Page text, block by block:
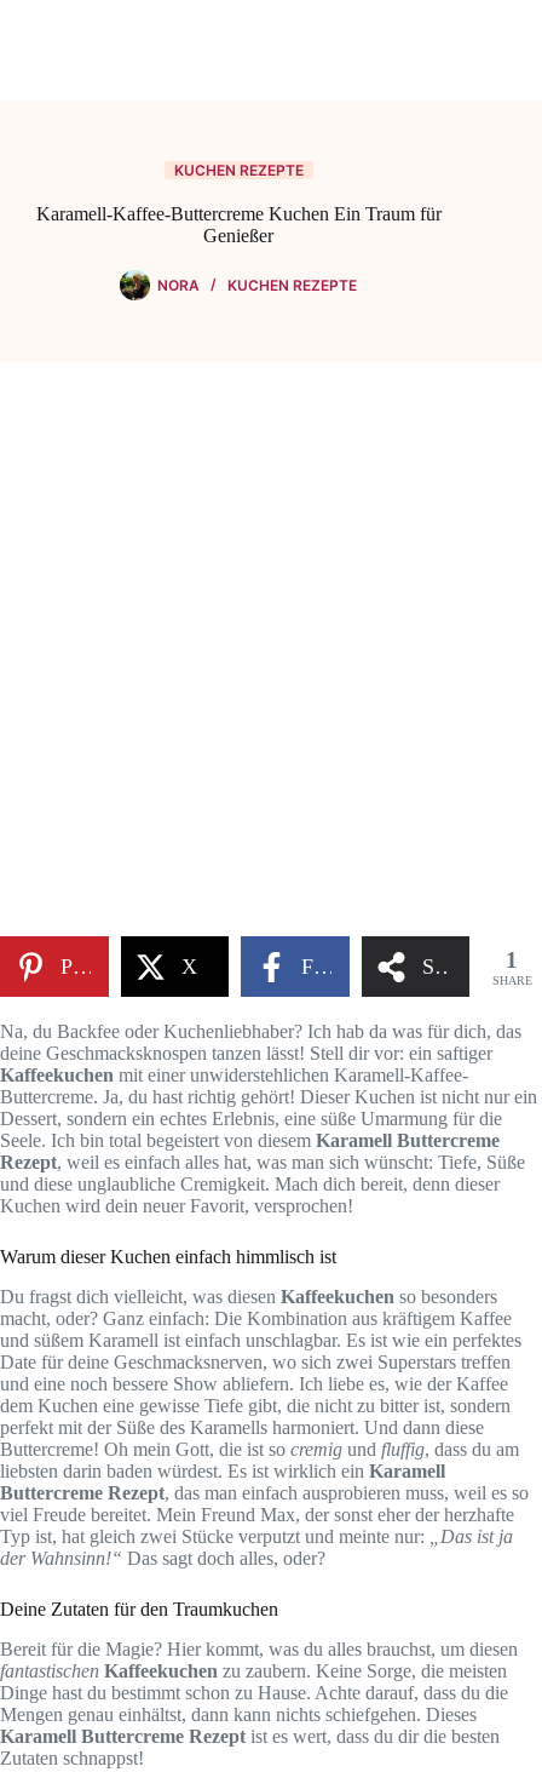
KUCHEN REZEPTE
Karamell-Kaffee-Buttercreme Kuchen Ein Traum für
Genießer
NORA KUCHEN REZEPTE
Pinterest X Facebook Share 1
SHARE
Na, du Backfee oder Kuchenliebhaber? Ich hab da was für dich, das
deine Geschmacksknospen tanzen lässt! Stell dir vor: ein saftiger
Kaffeekuchen mit einer unwiderstehlichen Karamell-Kaffee-
Buttercreme. Ja, du hast richtig gehört! Dieser Kuchen ist nicht nur ein
Dessert, sondern ein echtes Erlebnis, eine süße Umarmung für die
Seele. Ich bin total begeistert von diesem Karamell Buttercreme
Rezept, weil es einfach alles hat, was man sich wünscht: Tiefe, Süße
und diese unglaubliche Cremigkeit. Mach dich bereit, denn dieser
Kuchen wird dein neuer Favorit, versprochen!
Warum dieser Kuchen einfach himmlisch ist
Du fragst dich vielleicht, was diesen Kaffeekuchen so besonders
macht, oder? Ganz einfach: Die Kombination aus kräftigem Kaffee
und süßem Karamell ist einfach unschlagbar. Es ist wie ein perfektes
Date für deine Geschmacksnerven, wo sich zwei Superstars treffen
und eine noch bessere Show abliefern. Ich liebe es, wie der Kaffee
dem Kuchen eine gewisse Tiefe gibt, die nicht zu bitter ist, sondern
perfekt mit der Süße des Karamells harmoniert. Und dann diese
Buttercreme! Oh mein Gott, die ist so cremig und fluffig, dass du am
liebsten darin baden würdest. Es ist wirklich ein Karamell
Buttercreme Rezept, das man einfach ausprobieren muss, weil es so
viel Freude bereitet. Mein Freund Max, der sonst eher der herzhafte
Typ ist, hat gleich zwei Stücke verputzt und meinte nur:
„Das ist ja
der Wahnsinn!“ Das sagt doch alles, oder?
Deine Zutaten für den Traumkuchen
Bereit für die Magie? Hier kommt, was du alles brauchst, um diesen
fantastischen Kaffeekuchen zu zaubern. Keine Sorge, die meisten
Dinge hast du bestimmt schon zu Hause. Achte darauf, dass du die
Mengen genau einhältst, dann kann nichts schiefgehen. Dieses
Karamell Buttercreme Rezept ist es wert, dass du dir die besten
Zutaten schnappst!